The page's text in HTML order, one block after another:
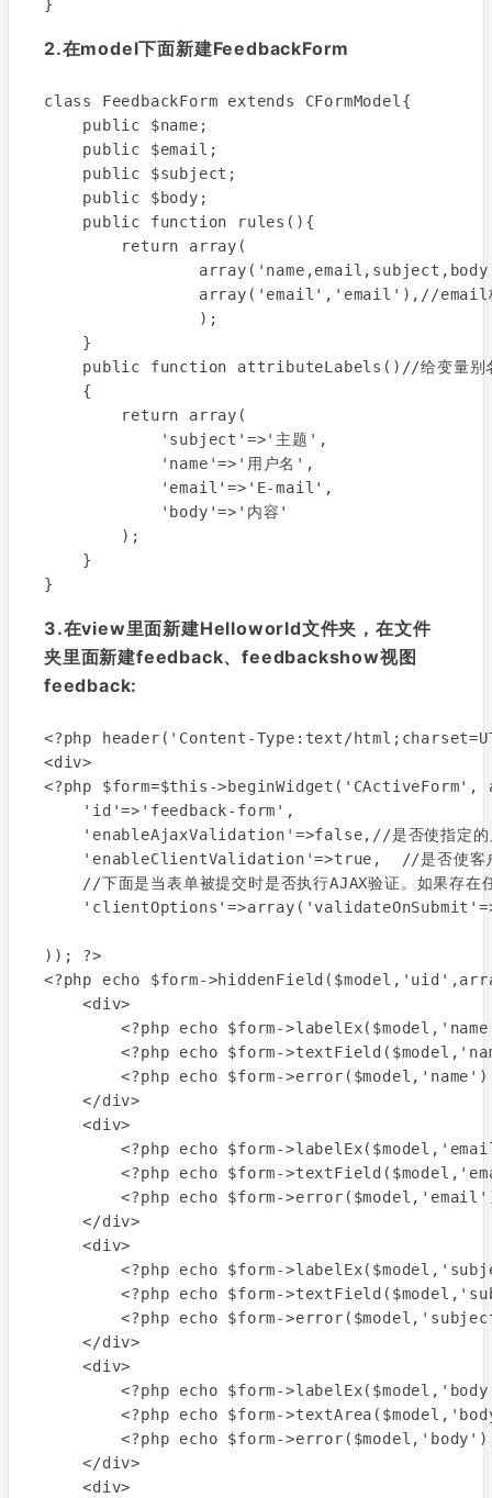
2.在model下面新建FeedbackForm
class FeedbackForm extends CFormModel{
    public $name;
    public $email;
    public $subject;
    public $body;
    public function rules(){
        return array(
array('email','email'),//email
                );
    }
public function attributeLabels()//给变量别
    {
        return array(
            'subject'=>'主题',
            'name'=>'用户名',
            'email'=>'E-mail',
            'body'=>'内容'
        );
    }
3.在view里面新建Helloworld文件夹，在文件
夹里面新建feedback、feedbackshow视图
feedback:
<?php header('Content-Type:text/
<div>
<?php $form=$this->beginWidget('CActiveForm',
    'id'=>'feedback-form',
'enableAjaxValidation'=>false,//是否使指定的
'enableClientValidation'=>true,  //是否使客
//下面是当表单被提交时是否执行AJAX验证。如果存
)); ?>
<?php echo $form-
    <div>
<?php echo $form-
<?php echo $form-
<?php echo $form-
    </div>
    <div>
<?php echo $form-
<?php echo $form-
<?php echo $form-
    </div>
    <div>
<?php echo $form-
<?php echo $form-
<?php echo $form-
    </div>
    <div>
<?php echo $form-
<?php echo $form-
<?php echo $form-
    </div>
    <div>